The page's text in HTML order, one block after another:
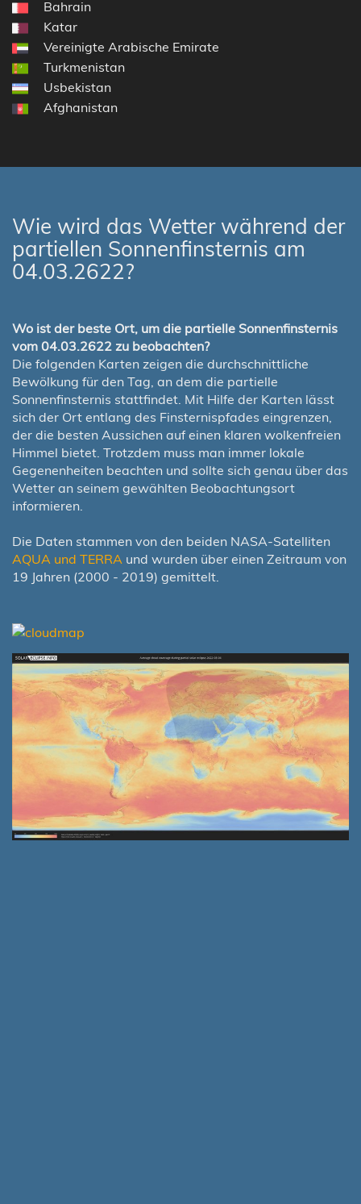
Bahrain
Katar
Vereinigte Arabische Emirate
Turkmenistan
Usbekistan
Afghanistan
Wie wird das Wetter während der
partiellen Sonnenfinsternis am
04.03.2622?
Wo ist der beste Ort, um die partielle Sonnenfinsternis
vom 04.03.2622 zu beobachten?
Die folgenden Karten zeigen die durchschnittliche
Bewölkung für den Tag, an dem die partielle
Sonnenfinsternis stattfindet. Mit Hilfe der Karten lässt
sich der Ort entlang des Finsternispfades eingrenzen,
der die besten Aussichen auf einen klaren wolkenfreien
Himmel bietet. Trotzdem muss man immer lokale
Gegenenheiten beachten und sollte sich genau über das
Wetter an seinem gewählten Beobachtungsort
informieren.
Die Daten stammen von den beiden NASA-Satelliten
AQUA und TERRA und wurden über einen Zeitraum von
19 Jahren (2000 - 2019) gemittelt.